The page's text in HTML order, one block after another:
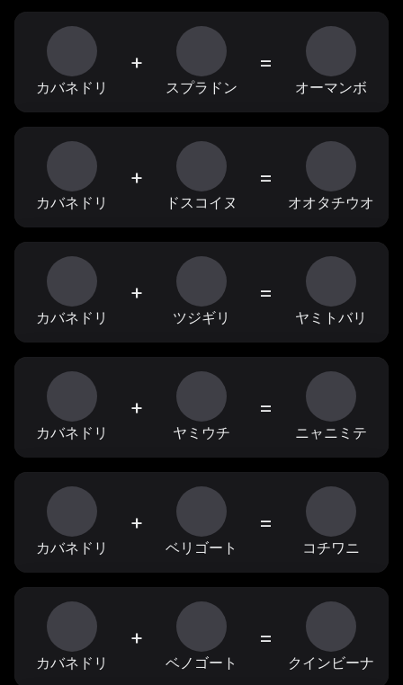
カバネドリ
+
スプラドン
=
オーマンボ
カバネドリ
+
ドスコイヌ
=
オオタチウオ
カバネドリ
+
ツジギリ
=
ヤミトバリ
カバネドリ
+
ヤミウチ
=
ニャニミテ
カバネドリ
+
ベリゴート
=
コチワニ
カバネドリ
+
ベノゴート
=
クインビーナ